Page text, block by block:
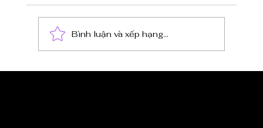
Bình luận và xếp hạng...